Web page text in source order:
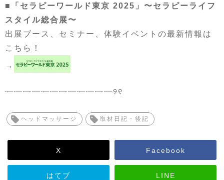
■「セラピーワールド東京 2025」〜セラピーライフ
スタイル総合展〜
出展ブース、セミナー、体験イベントの最新情報は
こちら！
→
┈┈┈┈┈┈┈┈┈┈┈┈୨୧
ヘッドマッサージ 取材日記・後記
X Facebook
はてブ LINE